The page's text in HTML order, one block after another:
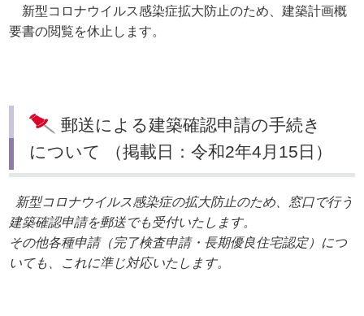
新型コロナウイルス感染症拡大防止のため、建築計画概
要書の閲覧を休止します。
郵送による建築確認申請の手続き
について （掲載日：令和2年4月15日）
新型コロナウイルス感染症の拡大防止のため、窓口で行う
建築確認申請を郵送でも受付いたします。
その他各種申請（完了検査申請・長期優良住宅認定）につ
いても、これに準じ対応いたします。